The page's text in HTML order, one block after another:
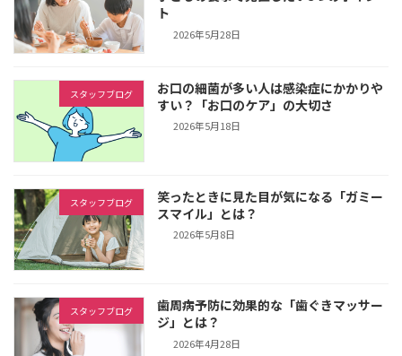
ト
2026年5月28日
スタッフブログ
お口の細菌が多い人は感染症にかかりや
すい？「お口のケア」の大切さ
2026年5月18日
スタッフブログ
笑ったときに見た目が気になる「ガミー
スマイル」とは？
2026年5月8日
スタッフブログ
歯周病予防に効果的な「歯ぐきマッサー
ジ」とは？
2026年4月28日